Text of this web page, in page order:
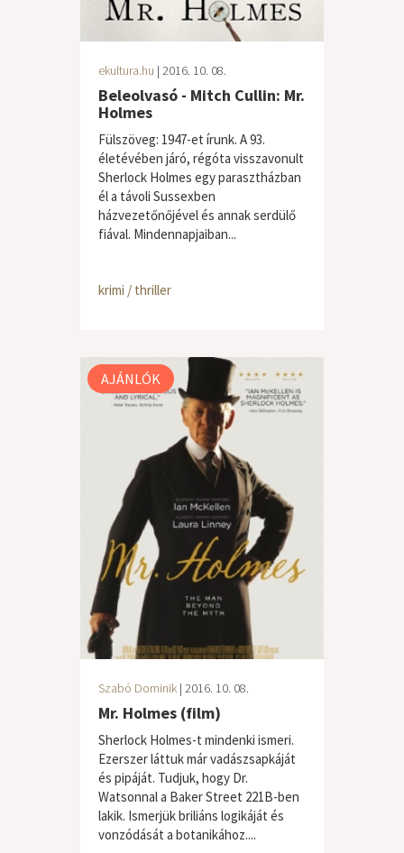
ekultura.hu | 2016. 10. 08.
Beleolvasó - Mitch Cullin: Mr.
Holmes
Fülszöveg: 1947-et írunk. A 93.
életévében járó, régóta visszavonult
Sherlock Holmes egy parasztházban
él a távoli Sussexben
házvezetőnőjével és annak serdülő
fiával. Mindennapjaiban...
krimi / thriller
AJÁNLÓK
Szabó Dominik | 2016. 10. 08.
Mr. Holmes (film)
Sherlock Holmes-t mindenki ismeri.
Ezerszer láttuk már vadászsapkáját
és pipáját. Tudjuk, hogy Dr.
Watsonnal a Baker Street 221B-ben
lakik. Ismerjük briliáns logikáját és
vonzódását a botanikához....